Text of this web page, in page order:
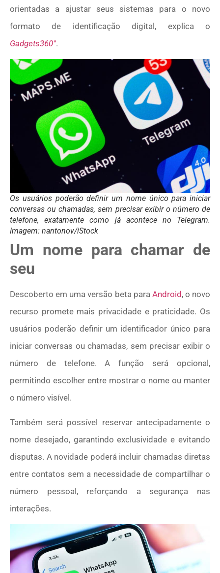
orientadas a ajustar seus sistemas para o novo
formato de identificação digital, explica o
Gadgets360°.
Os usuários poderão definir um nome único para iniciar
conversas ou chamadas, sem precisar exibir o número de
telefone, exatamente como já acontece no Telegram.
Imagem: nantonov/iStock
Um nome para chamar de
seu
Descoberto em uma versão beta para Android , o novo
recurso promete mais privacidade e praticidade. Os
usuários poderão definir um identificador único para
iniciar conversas ou chamadas, sem precisar exibir o
número de telefone. A função será opcional,
permitindo escolher entre mostrar o nome ou manter
o número visível.
Também será possível reservar antecipadamente o
nome desejado, garantindo exclusividade e evitando
disputas. A novidade poderá incluir chamadas diretas
entre contatos sem a necessidade de compartilhar o
número pessoal, reforçando a segurança nas
interações.